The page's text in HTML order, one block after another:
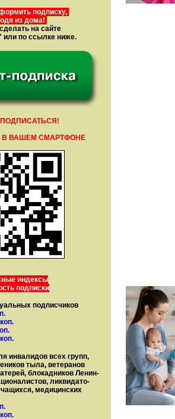
подписку,
из дома!
на сайте
или по ссылке ниже.
В ВАШЕМ СМАРТФОНЕ
индексы
подписки
подписчиков
ин­ва­лидов всех групп,
тыла, ветеранов
бло­­кад­ни­ков Ле­нин­
лик­ви­да­то­
медицинских